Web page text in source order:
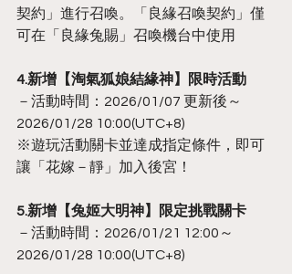
契約」進行召喚。「良緣召喚契約」僅
可在「良緣兔賜」召喚機台中使用
4.新增【淘氣狐娘結緣神】限時活動
－活動時間：2026/01/07 更新後～
2026/01/28 10:00(UTC+8)
※遊玩活動關卡並達成指定條件，即可
讓「花嫁－靜」加入後宮！
5.新增【兔姬大明神】限定挑戰關卡
－活動時間：2026/01/21 12:00～
2026/01/28 10:00(UTC+8)